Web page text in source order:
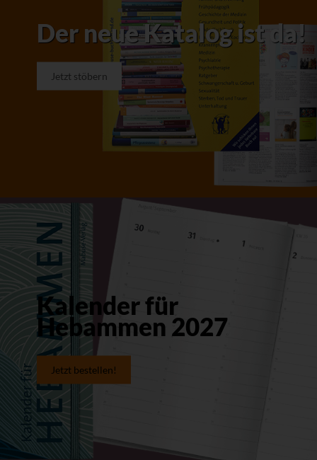
Der neue Katalog ist da!
Jetzt stöbern
Kalender für
Hebammen 2027
Jetzt bestellen!